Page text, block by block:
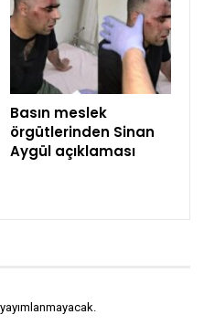
Basın meslek
örgütlerinden Sinan
Aygül açıklaması